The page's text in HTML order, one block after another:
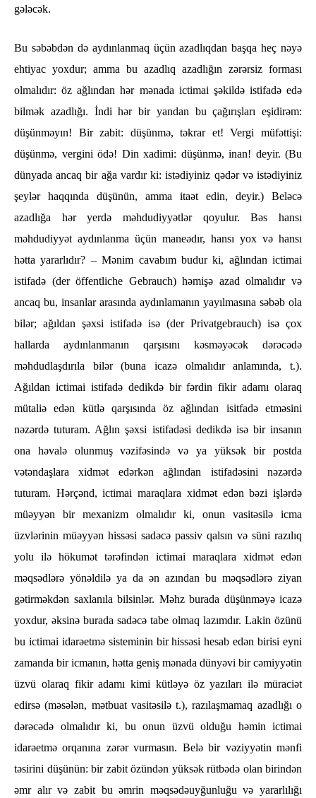
gələcək.
Bu səbəbdən də aydınlanmaq üçün azadlıqdan başqa heç nəyə
ehtiyac yoxdur; amma bu azadlıq azadlığın zərərsiz forması
olmalıdır: öz ağlından hər mənada ictimai şəkildə istifadə edə
bilmək azadlığı. İndi hər bir yandan bu çağırışları eşidirəm:
düşünməyın! Bir zabit: düşünmə, təkrar et! Vergi müfəttişi:
düşünmə, vergini ödə! Din xadimi: düşünmə, inan! deyir. (Bu
dünyada ancaq bir ağa vardır ki: istədiyiniz qədər və istədiyiniz
şeylər haqqında düşünün, amma itaət edin, deyir.) Beləcə
azadlığa hər yerdə məhdudiyyətlər qoyulur. Bəs hansı
məhdudiyyət aydınlanma üçün maneədır, hansı yox və hansı
hətta yararlıdır? – Mənim cavabım budur ki, ağlından ictimai
istifadə (der öffentliche Gebrauch) həmişə azad olmalıdır və
ancaq bu, insanlar arasında aydınlamanın yayılmasına səbəb ola
bilər; ağıldan şəxsi istifadə isə (der Privatgebrauch) isə çox
hallarda aydınlanmanın qarşısını kəsməyəcək dərəcədə
məhdudlaşdırıla bilər (buna icazə olmalıdır anlamında, t.).
Ağıldan ictimai istifadə dedikdə bir fərdin fikir adamı olaraq
mütaliə edən kütlə qarşısında öz ağlından isitfadə etməsini
nəzərdə tuturam. Ağlın şəxsi istifadəsi dedikdə isə bir insanın
ona həvalə olunmuş vəzifəsində və ya yüksək bir postda
vətəndaşlara xidmət edərkən ağlından istifadəsini nəzərdə
tuturam. Hərçənd, ictimai maraqlara xidmət edən bəzi işlərdə
müəyyən bir mexanizm olmalıdır ki, onun vasitəsilə icma
üzvlərinin müəyyən hissəsi sadəcə passiv qalsın və süni razılıq
yolu ilə hökumət tərəfindən ictimai maraqlara xidmət edən
məqsədlərə yönəldilə ya da ən azından bu məqsədlərə ziyan
gətirməkdən saxlanıla bilsinlər. Məhz burada düşünməyə icazə
yoxdur, əksinə burada sadəcə tabe olmaq lazımdır. Lakin özünü
bu ictimai idarəetmə sisteminin bir hissəsi hesab edən birisi eyni
zamanda bir icmanın, hətta geniş mənada dünyəvi bir cəmiyyətin
üzvü olaraq fikir adamı kimi kütləyə öz yazıları ilə müraciət
edirsə (məsələn, mətbuat vasitəsilə t.), razılaşmamaq azadlığı o
dərəcədə olmalıdır ki, bu onun üzvü olduğu həmin ictimai
idarəetmə orqanına zərər vurmasın. Belə bir vəziyyətin mənfi
təsirini düşünün: bir zabit özündən yüksək rütbədə olan birindən
əmr alır və zabit bu əmrin məqsədəuyğunluğu və yararlılığı